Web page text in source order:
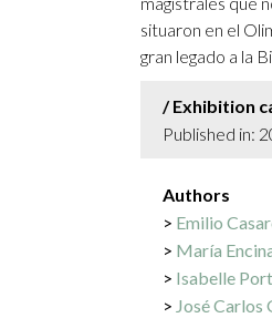
situaron en el
gran legado a la
Exhibition
Published in:
Authors
Emilio
María
Isabelle
José Carlos